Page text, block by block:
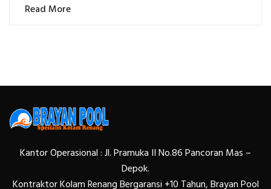
Read More
Kantor Operasional : Jl. Pramuka II No.86 Pancoran Mas –
Depok.
Kontraktor Kolam Renang Bergaransi +10 Tahun, Brayan Pool